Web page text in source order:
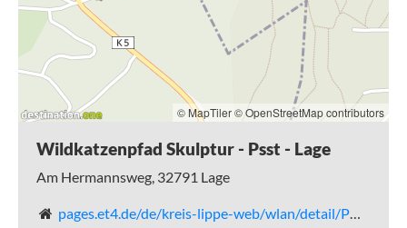
© MapTiler© OpenStreetMap contributors
Wildkatzenpfad Skulptur - Psst - Lage
Am Hermannsweg, 32791 Lage
pages.et4.de/de/kreis-lippe-web/wlan/detail/POI/p_100039095/x